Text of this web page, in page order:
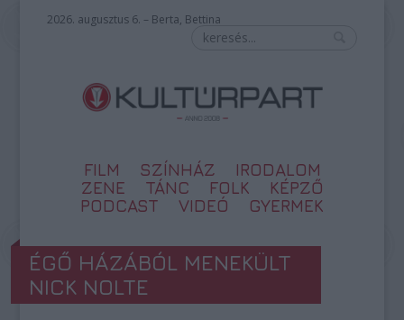
2026. augusztus 6. – Berta, Bettina
FILM SZÍNHÁZ
IRODALOM
ZENE
TÁNC FOLK
KÉPZŐ
PODCAST
VIDEÓ GYERMEK
ÉGŐ HÁZÁBÓL MENEKÜLT
NICK NOLTE